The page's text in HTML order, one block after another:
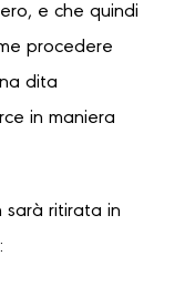
e che quindi
procedere
dita
in maniera
sarà ritirata in